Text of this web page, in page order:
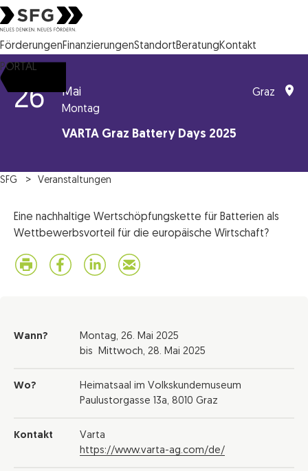
Steirische Wirtschaftsförderungsgesellschaft mbH SFG Logo
FörderungenFinanzierungenStandortBeratungKontakt
PORTAL
26 Mai
Montag
VARTA Graz Battery Days 2025
Graz
SFG Veranstaltungen
Eine nachhaltige Wertschöpfungskette für Batterien als
Wettbewerbsvorteil für die europäische Wirtschaft?
Wann? Montag, 26. Mai 2025
bis Mittwoch, 28. Mai 2025
Wo?
Heimatsaal im Volkskundemuseum
Paulustorgasse 13a, 8010 Graz
Kontakt
Varta
https://www.varta-ag.com/de/